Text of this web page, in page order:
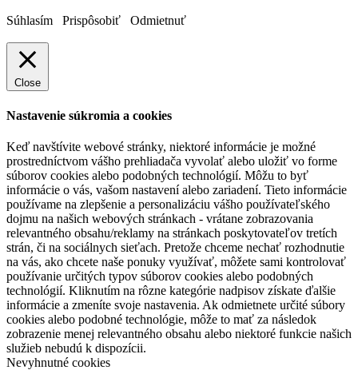
Súhlasím Prispôsobiť Odmietnuť
Close
Nastavenie súkromia a cookies
Keď navštívite webové stránky, niektoré informácie je možné
prostredníctvom vášho prehliadača vyvolať alebo uložiť vo forme
súborov cookies alebo podobných technológií. Môžu to byť
informácie o vás, vašom nastavení alebo zariadení. Tieto informácie
používame na zlepšenie a personalizáciu vášho používateľského
dojmu na našich webových stránkach - vrátane zobrazovania
relevantného obsahu/reklamy na stránkach poskytovateľov tretích
strán, či na sociálnych sieťach. Pretože chceme nechať rozhodnutie
na vás, ako chcete naše ponuky využívať, môžete sami kontrolovať
používanie určitých typov súborov cookies alebo podobných
technológií. Kliknutím na rôzne kategórie nadpisov získate ďalšie
informácie a zmeníte svoje nastavenia. Ak odmietnete určité súbory
cookies alebo podobné technológie, môže to mať za následok
zobrazenie menej relevantného obsahu alebo niektoré funkcie našich
služieb nebudú k dispozícii.
Nevyhnutné cookies